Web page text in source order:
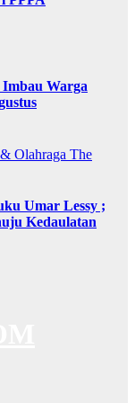
Warga
Olahraga The
Umar Lessy ;
Kedaulatan